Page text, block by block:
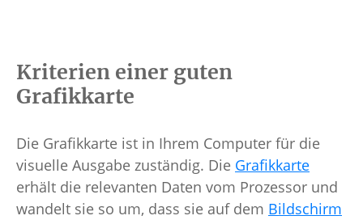
Kriterien einer guten
Grafikkarte
Die Grafikkarte ist in Ihrem Computer für die
visuelle Ausgabe zuständig. Die Grafikkarte
erhält die relevanten Daten vom Prozessor und
wandelt sie so um, dass sie auf dem Bildschirm